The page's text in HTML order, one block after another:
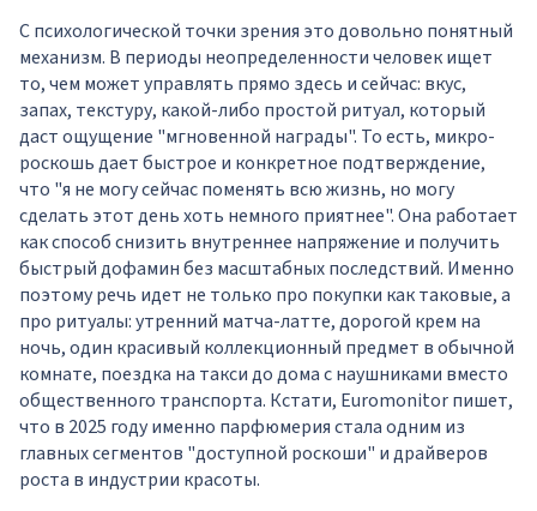
С психологической точки зрения это довольно понятный
механизм. В периоды неопределенности человек ищет
то, чем может управлять прямо здесь и сейчас: вкус,
запах, текстуру, какой-либо простой ритуал, который
даст ощущение "мгновенной награды". То есть, микро-
роскошь дает быстрое и конкретное подтверждение,
что "я не могу сейчас поменять всю жизнь, но могу
сделать этот день хоть немного приятнее". Она работает
как способ снизить внутреннее напряжение и получить
быстрый дофамин без масштабных последствий. Именно
поэтому речь идет не только про покупки как таковые, а
про ритуалы: утренний матча-латте, дорогой крем на
ночь, один красивый коллекционный предмет в обычной
комнате, поездка на такси до дома с наушниками вместо
общественного транспорта. Кстати, Euromonitor пишет,
что в 2025 году именно парфюмерия стала одним из
главных сегментов "доступной роскоши" и драйверов
роста в индустрии красоты.